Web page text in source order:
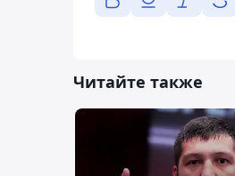
Читайте также